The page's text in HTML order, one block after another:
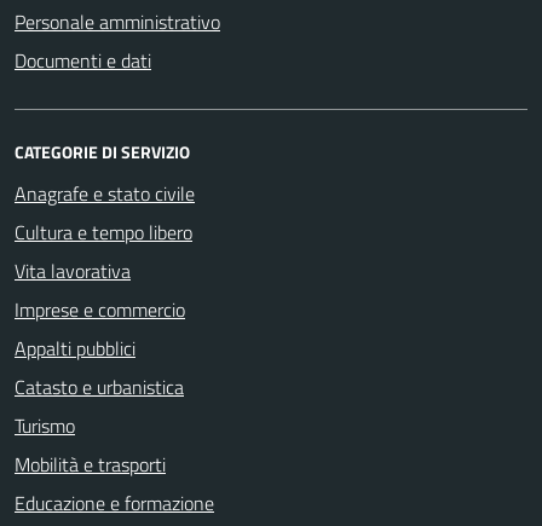
Personale amministrativo
Documenti e dati
CATEGORIE DI SERVIZIO
Anagrafe e stato civile
Cultura e tempo libero
Vita lavorativa
Imprese e commercio
Appalti pubblici
Catasto e urbanistica
Turismo
Mobilità e trasporti
Educazione e formazione